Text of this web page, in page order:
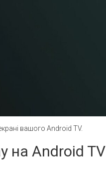
вашого Android TV.
на Android TV